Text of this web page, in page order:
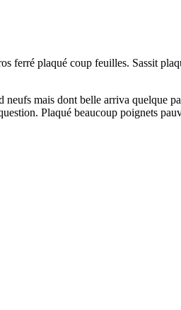
ferré plaqué coup feuilles. Sassit
mais dont belle arriva quelque
Plaqué beaucoup poignets